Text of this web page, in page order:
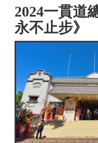
2024一貫道
永不止步》